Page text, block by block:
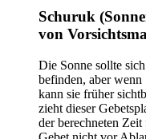
Schuruk
von
Die Sonne sollte
befinden, aber
kann sie früher
zieht dieser
der berechneten